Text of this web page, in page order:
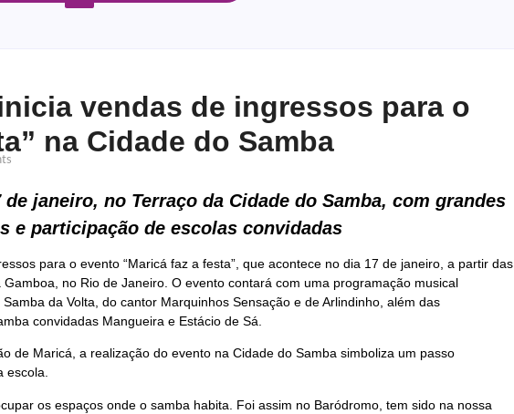
vendas de ingressos para o
na Cidade do Samba
janeiro, no Terraço da Cidade do Samba, com grandes
e participação de escolas convidadas
para o evento “Maricá faz a festa”, que acontece no dia 17 de janeiro, a partir das
no Rio de Janeiro. O evento contará com uma programação musical
da Volta, do cantor Marquinhos Sensação e de Arlindinho, além das
convidadas Mangueira e Estácio de Sá.
de Maricá, a realização do evento na Cidade do Samba simboliza um passo
escola.
os espaços onde o samba habita. Foi assim no Baródromo, tem sido na nossa